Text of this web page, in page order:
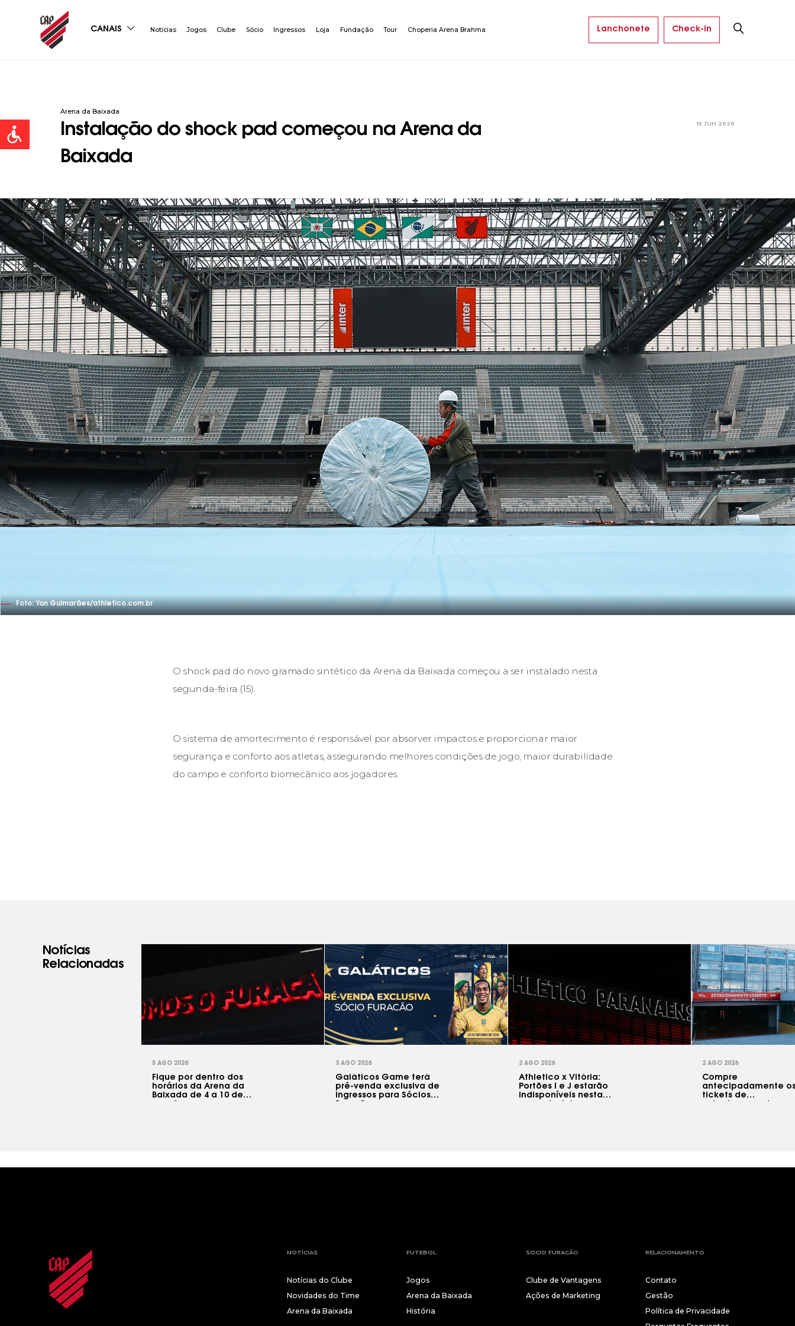
Open toolbar
CANAIS Notícias Jogos Clube Sócio Ingressos Loja Fundação Tour Choperia Arena Brahma Lanchonete Check-in
Arena da Baixada
Instalação do shock pad começou na Arena da
Baixada
15 JUN 2026
Foto: Yan Guimarães/athletico.com.br
O shock pad do novo gramado sintético da Arena da Baixada começou a ser instalado nesta
segunda-feira (15).
O sistema de amortecimento é responsável por absorver impactos e proporcionar maior
segurança e conforto aos atletas, assegurando melhores condições de jogo, maior durabilidade
do campo e conforto biomecânico aos jogadores.
Notícias
Relacionadas
5 AGO 2026
Fique por dentro dos
horários da Arena da
Baixada de 4 a 10 de
3 AGO 2026
Galáticos Game terá
pré-venda exclusiva de
ingressos para Sócios
2 AGO 2026
Athletico x Vitória:
Portões I e J estarão
indisponíveis nesta
2 AGO 2026
Compre
antecipadamente
tickets de
NOTÍCIAS
Notícias do Clube
Novidades do Time
Arena da Baixada
FUTEBOL
Jogos
Arena da Baixada
História
SÓCIO FURACÃO
Clube de Vantagens
Ações de Marketing
RELACIONAMENTO
Contato
Gestão
Política de Privacidade